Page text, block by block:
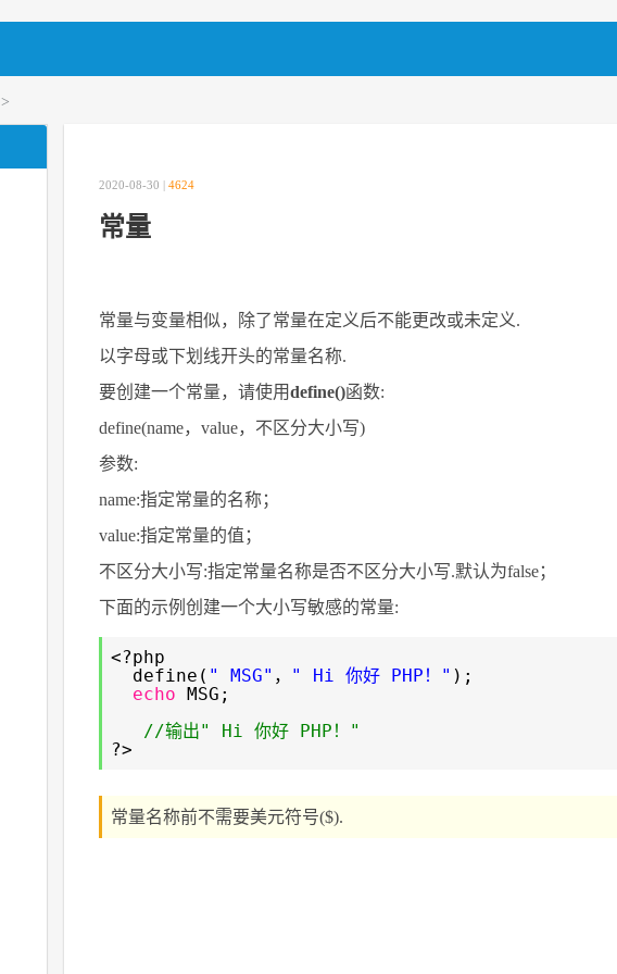
>
2020-08-30 | 4624
常量
常量与变量相似，除了常量在定义后不能更改或未定义.
以字母或下划线开头的常量名称.
要创建一个常量，请使用define()函数:
define(name，value，不区分大小写)
参数:
name:指定常量的名称；
value:指定常量的值；
不区分大小写:指定常量名称是否不区分大小写.默认为false；
下面的示例创建一个大小写敏感的常量:
<?php
define( " MSG" ， " Hi 你好 PHP！" );
echo MSG;
//输出" Hi 你好 PHP！"
?>
常量名称前不需要美元符号($).